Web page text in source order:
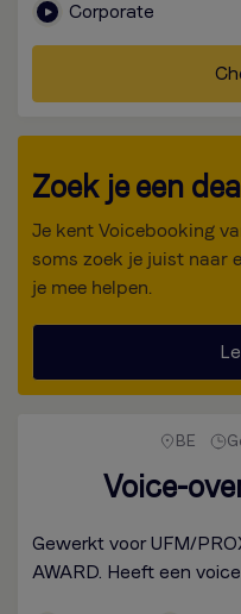
Corporate
Zoek je een
Je kent Voicebooking
soms zoek je juist naar
je mee helpen.
BE
Voice-
Gewerkt voor UFM/
AWARD. Heeft een